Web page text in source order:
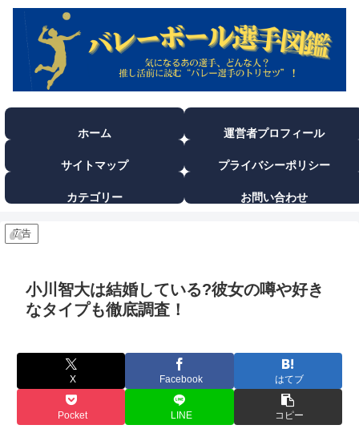
ホーム 運営者プロフィール
サイトマップ プライバシーポリシー
カテゴリー お問い合わせ
広告
小川智大は結婚している?彼女の噂や好き
なタイプも徹底調査！
X Facebook はてブ
Pocket LINE コピー